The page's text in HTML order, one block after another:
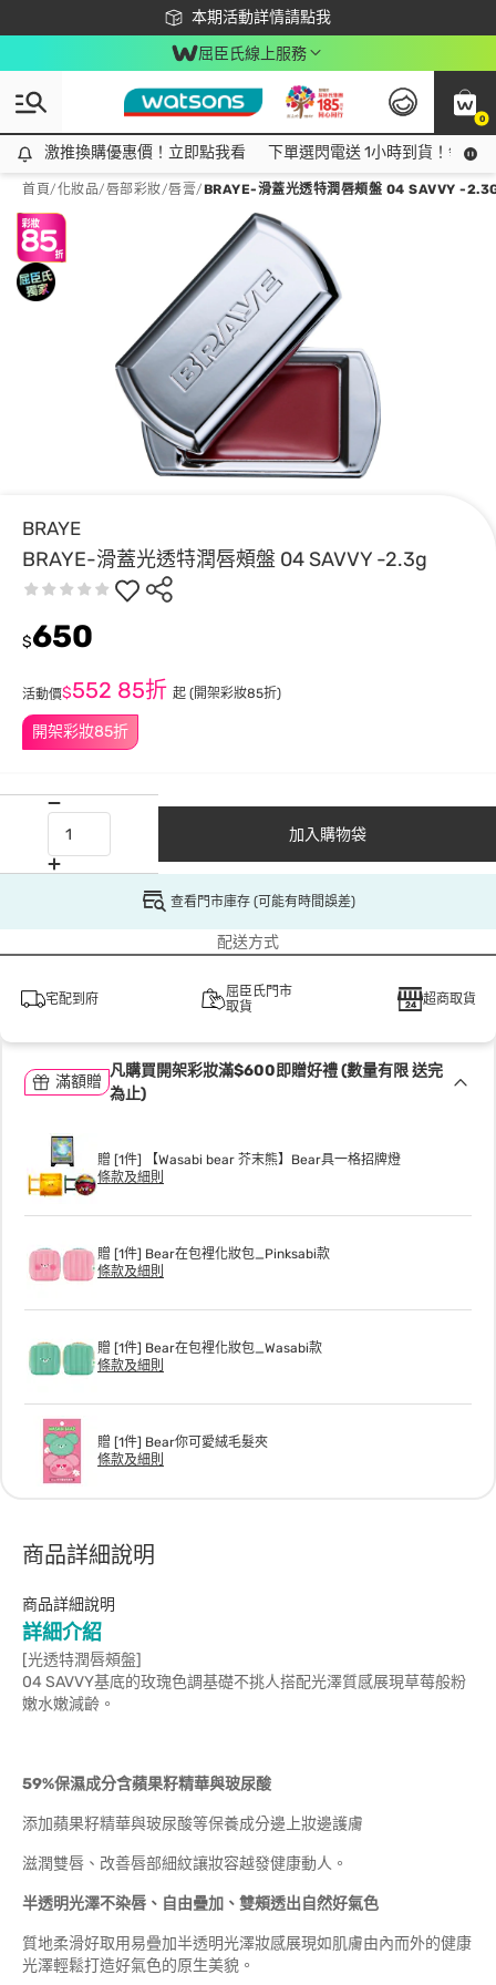
本期活動詳情請點我
下載app最高回饋$350
屈臣氏線上服務
0
激推換購優惠價！立即點我看
激推換購優惠價！立即點我看 下單選閃電送 1小時到貨！領神
首頁/化妝品/唇部彩妝/唇膏/BRAYE-滑蓋光透特潤唇頰盤 04 SAVVY -
BRAYE
BRAYE-滑蓋光透特潤唇頰盤 04 SAVVY -2.3g
開架彩妝85折
$650
活動價$552 85折 起 (開架彩妝85折)
加入購物袋
查看門市庫存 (可能有時間誤差)
配送方式
宅配到府
屈臣氏門市
取貨
超商取貨
滿額贈
凡購買開架彩妝滿$600即贈好禮 (數量有限 送完
為止)
贈 [1件] 【Wasabi bear 芥末熊】Bear具一格招牌燈
條款及細則
贈 [1件] Bear在包裡化妝包_Pinksabi款
條款及細則
贈 [1件] Bear在包裡化妝包_Wasabi款
條款及細則
贈 [1件] Bear你可愛絨毛髮夾
條款及細則
商品詳細說明
商品詳細說明
詳細介紹
[光透特潤唇頰盤]
04 SAVVY基底的玫瑰色調基礎不挑人搭配光澤質感展現草莓般粉
嫩水嫩減齡。
59%保濕成分含蘋果籽精華與玻尿酸
添加蘋果籽精華與玻尿酸等保養成分邊上妝邊護膚
滋潤雙唇、改善唇部細紋讓妝容越發健康動人。
半透明光澤不染唇、自由疊加、雙頰透出自然好氣色
質地柔滑好取用易疊加半透明光澤妝感展現如肌膚由內而外的健康
光澤輕鬆打造好氣色的原生美貌。